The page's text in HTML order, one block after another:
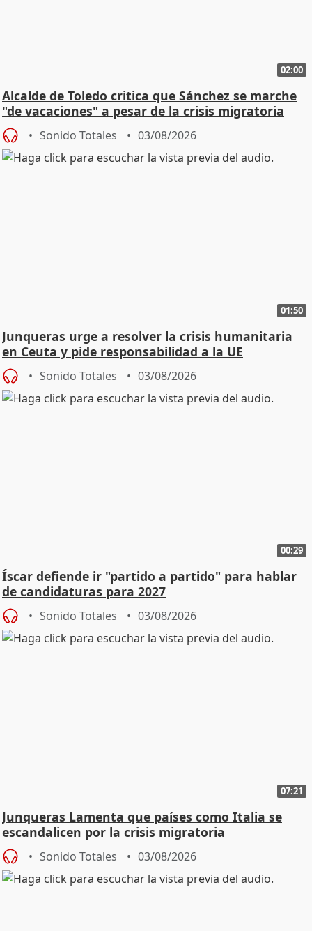
02:00
Alcalde de Toledo critica que Sánchez se marche
"de vacaciones" a pesar de la crisis migratoria
Sonido Totales 03/08/2026
01:50
Junqueras urge a resolver la crisis humanitaria
en Ceuta y pide responsabilidad a la UE
Sonido Totales 03/08/2026
00:29
Íscar defiende ir "partido a partido" para hablar
de candidaturas para 2027
Sonido Totales 03/08/2026
07:21
Junqueras Lamenta que países como Italia se
escandalicen por la crisis migratoria
Sonido Totales 03/08/2026